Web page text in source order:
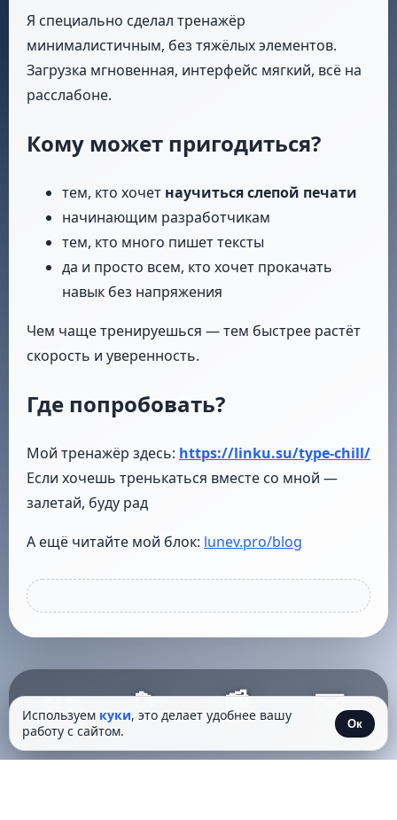
Я специально сделал тренажёр
минималистичным, без тяжёлых элементов.
Загрузка мгновенная, интерфейс мягкий, всё на
расслабоне.
Кому может пригодиться?
тем, кто хочет научиться слепой печати
начинающим разработчикам
тем, кто много пишет тексты
да и просто всем, кто хочет прокачать
навык без напряжения
Чем чаще тренируешься — тем быстрее растёт
скорость и уверенность.
Где попробовать?
Мой тренажёр здесь: https://linku.su/type-chill/
Если хочешь тренькаться вместе со мной —
залетай, буду рад
А ещё читайте мой блок: lunev.pro/blog
Пуск
📁
Проекты
📰 ✉️
Контакты
Используем куки, это делает удобнее вашу
работу с сайтом.
Ок